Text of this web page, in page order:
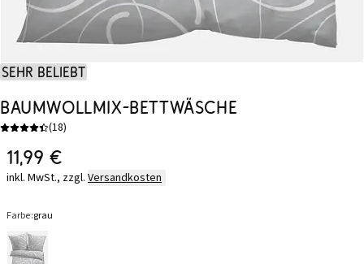
Sehr beliebt
Baumwollmix-Bettwäsche
(18)
11,99 €
inkl. MwSt., zzgl. Versandkosten
Farbe:grau